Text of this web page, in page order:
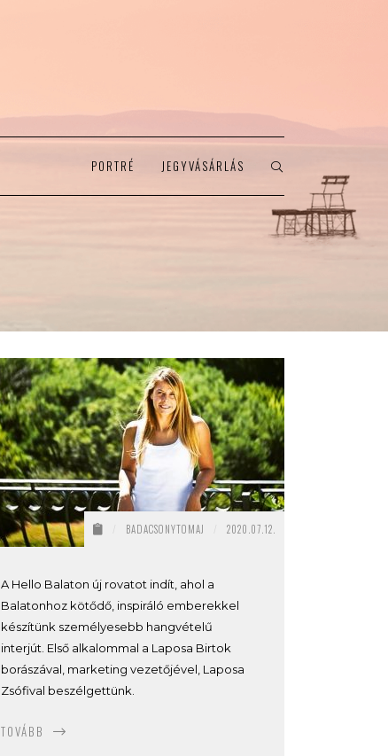
PORTRÉ JEGYVÁSÁRLÁS
BADACSONYTOMAJ 2020.07.12.
A Hello Balaton új rovatot indít, ahol a
Balatonhoz kötődő, inspiráló emberekkel
készítünk személyesebb hangvételű
interjút. Első alkalommal a Laposa Birtok
borászával, marketing vezetőjével, Laposa
Zsófival beszélgettünk.
TOVÁBB